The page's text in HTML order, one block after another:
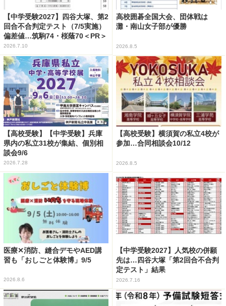
【中学受験2027】四谷大塚、第2
回合不合判定テスト（7/5実施）
偏差値…筑駒74・桜蔭70＜PR＞
2026.7.10
高校囲碁全国大会、団体戦は
灘・南山女子部が優勝
2026.8.5
【高校受験】【中学受験】兵庫
県内の私立31校が集結、個別相
談会9/6
2026.7.28
【高校受験】横須賀の私立4校が
参加…合同相談会10/12
2026.8.5
医療✕消防、縫合デモやAED講
習も「おしごと体験博」9/5
2026.8.6
【中学受験2027】人気校の併願
先は…四谷大塚「第2回合不合判
定テスト」結果
2026.7.16